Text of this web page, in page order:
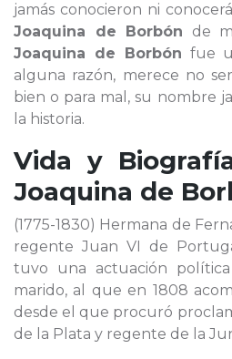
jamás conocieron ni
Joaquina de Borbón de
Joaquina de Borbón fue
alguna razón, merece no
bien o para mal, su nombre
la historia.
Vida y
Joaquina de
(1775-1830) Hermana de
regente Juan VI de
tuvo una actuación
marido, al que en 1808
desde el que procuró
de la Plata y regente de la